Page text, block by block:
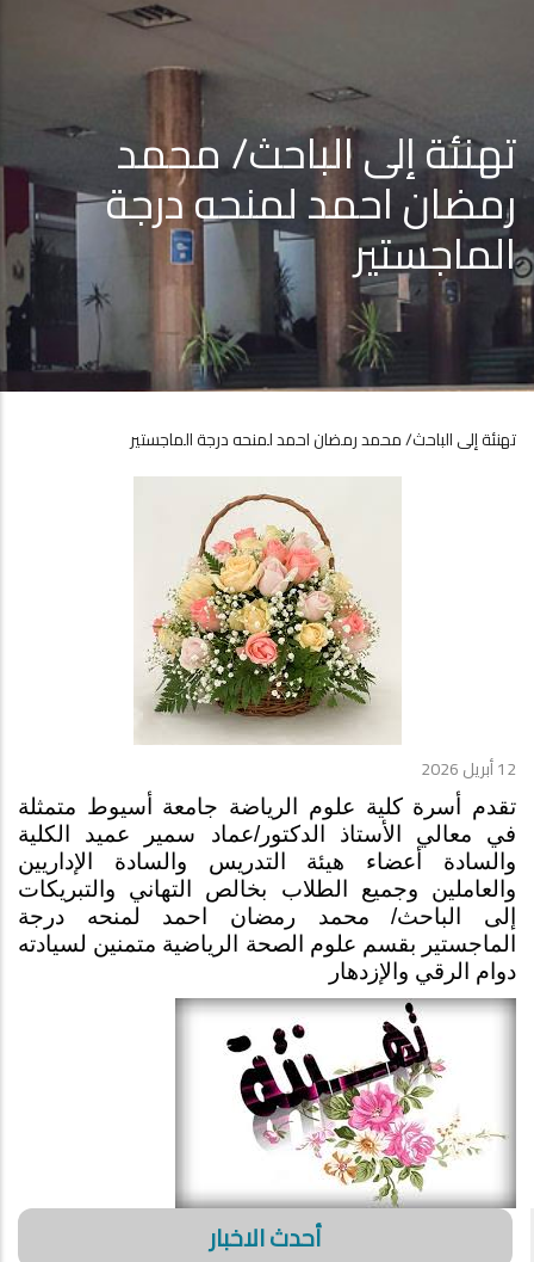
تهنئة إلى الباحث/ محمد
رمضان احمد لمنحه درجة
الماجستير
تهنئة إلى الباحث/ محمد رمضان احمد لمنحه درجة الماجستير
12 أبريل 2026
تقدم أسرة كلية علوم الرياضة جامعة أسيوط متمثلة
في معالي الأستاذ الدكتور/عماد سمير عميد الكلية
والسادة أعضاء هيئة التدريس والسادة الإداريين
والعاملين وجميع الطلاب بخالص التهاني والتبريكات
إلى الباحث/ محمد رمضان احمد لمنحه درجة
الماجستير بقسم علوم الصحة الرياضية متمنين لسيادته
دوام الرقي والإزدهار
أحدث الاخبار